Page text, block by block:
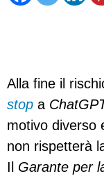
Alla fine il
stop a
motivo diverso
non rispetterà
Il Garante per